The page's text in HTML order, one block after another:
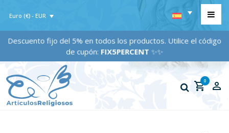
Euro (€) - EUR
Descuento fijo del 5% en todos los productos. Utilice el código
de cupón: FIX5PERCENT✨✨
0